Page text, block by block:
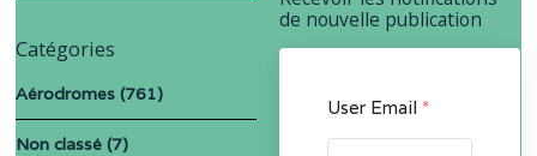
de nouvelle publication
User Email *
Catégories
Aérodromes (761)
Non classé (7)